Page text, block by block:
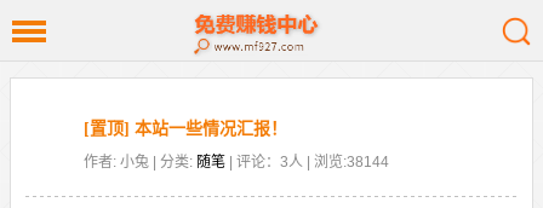
[置顶] 本站一些情况汇报！
作者: 小兔 | 分类: 随笔 | 评论：3人 | 浏览:38144